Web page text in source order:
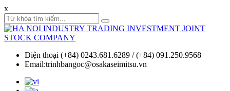
x
Điện thoại (+84) 0243.681.6289 / (+84) 091.250.9568
Email:trinhbangoc@osakaseimitsu.vn